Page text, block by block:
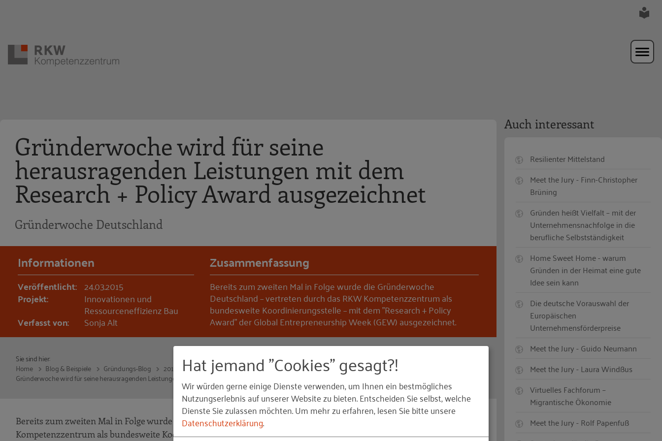
Gründerwoche wird für seine
herausragenden Leistungen mit dem
Research + Policy Award ausgezeichnet
Gründerwoche Deutschland
Informationen
Veröffentlicht: 24.03.2015
Projekt: Innovationen und
Ressourceneffizienz Bau
Verfasst von: Sonja Alt
Zusammenfassung
Bereits zum zweiten Mal in Folge wurde die Gründerwoche
Deutschland – vertreten durch das RKW Kompetenzzentrum als
bundesweite Koordinierungsstelle – mit dem "Research + Policy
Award" der Global Entrepreneurship Week (GEW) ausgezeichnet.
Sie sind hier:
Home
Blog & Beispiele Gründungs-Blog
2015
Gründerwoche wird für seine herausragenden Leistungen mit dem Research + Policy Award ausgezeichnet
Bereits zum zweiten Mal in Folge wurde die Gründerwoche Deutschland – vertreten durch das RKW
Kompetenzzentrum als bundesweite Koordinierungsstelle – mit dem "Research + Policy Award" derGlobal
Auch interessant
Resilienter Mittelstand
Meet the Jury - Finn-Christopher
Brüning
Gründen heißt Vielfalt – mit der
Unternehmensnachfolge in die
berufliche Selbstständigkeit
Home Sweet Home - warum
Gründen in der Heimat eine gute
Idee sein kann
Die deutsche Vorauswahl der
Europäischen
Unternehmensförderpreise
Meet the Jury - Guido Neumann
Meet the Jury - Laura Windßus
Virtuelles Fachforum –
Migrantische Ökonomie
Meet the Jury - Rolf Papenfuß
Hat jemand "Cookies" gesagt?!
Wir würden gerne einige Dienste verwenden, um Ihnen ein bestmögliches
Nutzungserlebnis auf unserer Website zu bieten. Entscheiden Sie selbst, welche
Dienste Sie zulassen möchten.Um mehr zu erfahren, lesen Sie bitte unsere
Datenschutzerklärung.